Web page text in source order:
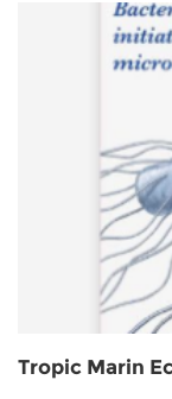
Tropic Marin